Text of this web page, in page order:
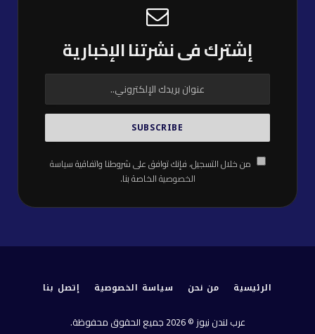
إشترك فى نشرتنا الإخبارية
من خلال التسجيل، فإنك توافق على شروطنا واتفاقيةسياسة
الخصوصيةالخاصة بنا.
الرئيسية من نحن سياسة الخصوصية إتصل بنا
عرب لندن نيوز © 2026 جميع الحقوق محفوظة.